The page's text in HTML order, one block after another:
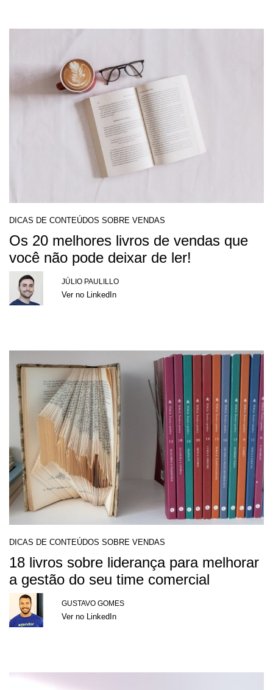
DICAS DE CONTEÚDOS SOBRE VENDAS
Os 20 melhores livros de vendas que
você não pode deixar de ler!
JÚLIO PAULILLO
Ver no LinkedIn
DICAS DE CONTEÚDOS SOBRE VENDAS
18 livros sobre liderança para melhorar
a gestão do seu time comercial
GUSTAVO GOMES
Ver no LinkedIn